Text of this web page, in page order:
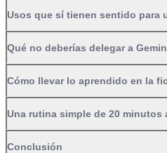
Usos que sí tienen sentido para
Qué no deberías delegar a
Cómo llevar lo aprendido en la
Una rutina simple de 20 minutos
Conclusión